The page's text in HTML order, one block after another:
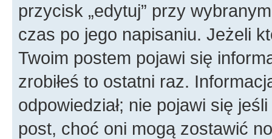
przycisk „edytuj” przy
czas po jego napisaniu. Jeżeli
Twoim postem pojawi się
zrobiłeś to ostatni raz.
odpowiedział; nie pojawi się
post, choć oni mogą zostawić